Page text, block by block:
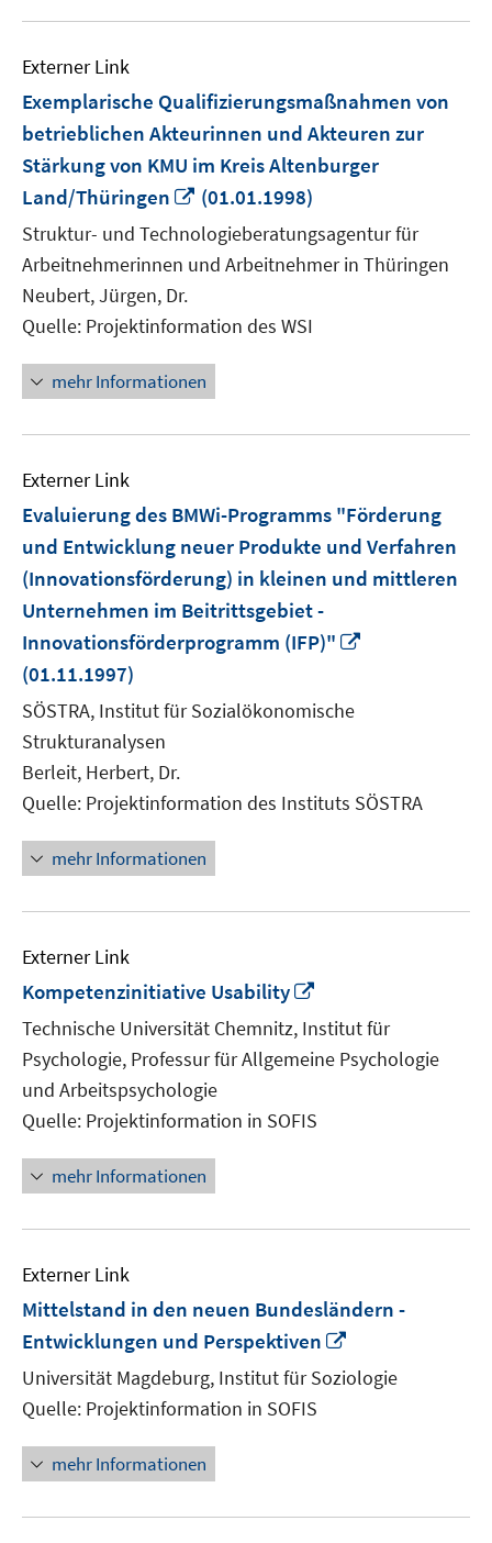
Externer Link
Exemplarische Qualifizierungsmaßnahmen von
betrieblichen Akteurinnen und Akteuren zur
Stärkung von KMU im Kreis Altenburger
Land/Thüringen
In
neuem
Fenster
öffnen
(01.01.1998)
Struktur- und Technologieberatungsagentur für
Arbeitnehmerinnen und Arbeitnehmer in Thüringen
Neubert, Jürgen, Dr.
Quelle: Projektinformation des WSI
mehr Informationen
Externer Link
Evaluierung des BMWi-Programms "Förderung
und Entwicklung neuer Produkte und Verfahren
(Innovationsförderung) in kleinen und mittleren
Unternehmen im Beitrittsgebiet -
Innovationsförderprogramm (IFP)"
(01.11.1997)
SÖSTRA, Institut für Sozialökonomische
Strukturanalysen
Berleit, Herbert, Dr.
Quelle: Projektinformation des Instituts SÖSTRA
mehr Informationen
Externer Link
Kompetenzinitiative Usability
neuem
Fenster
öffnen
Technische Universität Chemnitz, Institut für
Psychologie, Professur für Allgemeine Psychologie
und Arbeitspsychologie
Quelle: Projektinformation in SOFIS
mehr Informationen
Externer Link
Mittelstand in den neuen Bundesländern -
Entwicklungen und Perspektiven
neuem
Fenster
Universität Magdeburg, Institut für Soziologie
Quelle: Projektinformation in SOFIS
mehr Informationen